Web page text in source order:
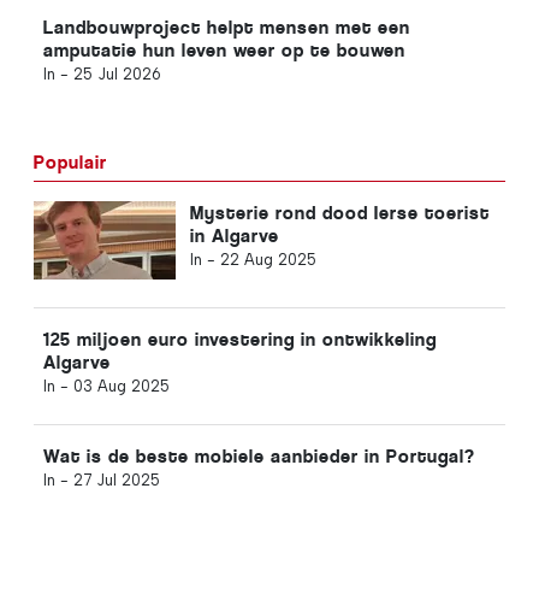
Landbouwproject helpt mensen met een
amputatie hun leven weer op te bouwen
In - 25 Jul 2026
Populair
Mysterie rond dood Ierse toerist
in Algarve
In - 22 Aug 2025
125 miljoen euro investering in ontwikkeling
Algarve
In - 03 Aug 2025
Wat is de beste mobiele aanbieder in Portugal?
In - 27 Jul 2025